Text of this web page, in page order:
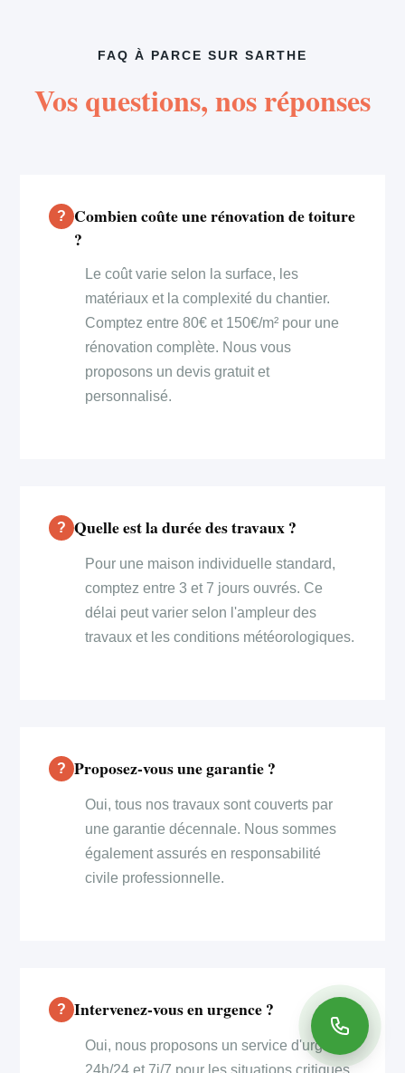
FAQ À PARCE SUR SARTHE
Vos questions, nos réponses
Combien coûte une rénovation de toiture
?
Le coût varie selon la surface, les
matériaux et la complexité du chantier.
Comptez entre 80€ et 150€/m² pour une
rénovation complète. Nous vous
proposons un devis gratuit et
personnalisé.
Quelle est la durée des travaux ?
Pour une maison individuelle standard,
comptez entre 3 et 7 jours ouvrés. Ce
délai peut varier selon l'ampleur des
travaux et les conditions météorologiques.
Proposez-vous une garantie ?
Oui, tous nos travaux sont couverts par
une garantie décennale. Nous sommes
également assurés en responsabilité
civile professionnelle.
Intervenez-vous en urgence ?
Oui, nous proposons un service d'urgence
24h/24 et 7j/7 pour les situations critiques